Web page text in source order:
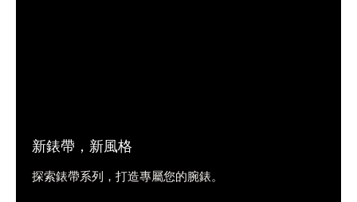
新錶帶，新風格
探索錶帶系列，打造專屬您的腕錶。